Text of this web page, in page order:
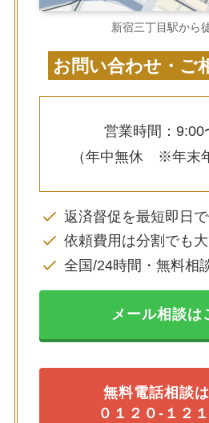
新宿三丁目駅から
お問い合わせ・ご
営業時間：9:00
（年中無休 ※年末
返済督促を最短即日
依頼費用は分割でも
全国/24時間・無料相
メール相談は
無料電話相談
０１２０-１２